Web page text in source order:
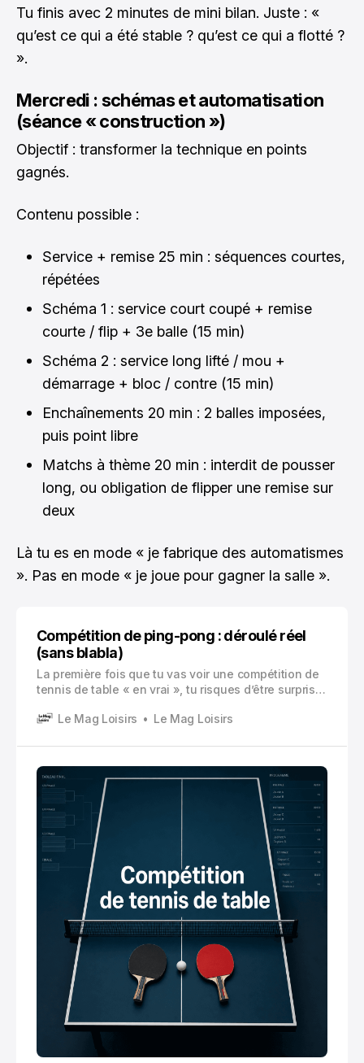
Tu finis avec 2 minutes de mini bilan. Juste : «
qu’est ce qui a été stable ? qu’est ce qui a flotté ?
».
Mercredi : schémas et automatisation
(séance « construction »)
Objectif : transformer la technique en points
gagnés.
Contenu possible :
Service + remise 25 min : séquences courtes,
répétées
Schéma 1 : service court coupé + remise
courte / flip + 3e balle (15 min)
Schéma 2 : service long lifté / mou +
démarrage + bloc / contre (15 min)
Enchaînements 20 min : 2 balles imposées,
puis point libre
Matchs à thème 20 min : interdit de pousser
long, ou obligation de flipper une remise sur
deux
Là tu es en mode « je fabrique des automatismes
». Pas en mode « je joue pour gagner la salle ».
Compétition de ping-pong : déroulé réel
(sans blabla)
La première fois que tu vas voir une compétition de
tennis de table « en vrai », tu risques d’être surpris.
très cadré, très ritualisé, mais sans que ça fasse
Le Mag Loisirs Le Mag Loisirs